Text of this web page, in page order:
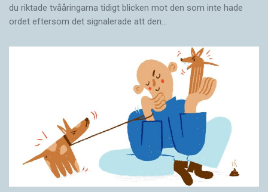
du riktade tvååringarna tidigt blicken mot den som inte hade
ordet eftersom det ­signalerade att den…